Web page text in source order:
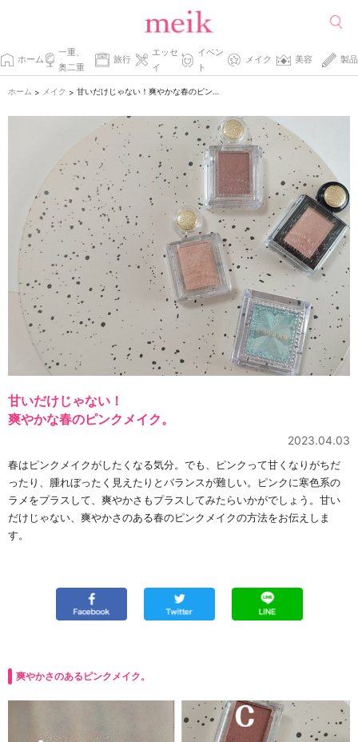
ホーム
一重、
奥二重
旅行
エッセ
イ
イベン
ト
メイク 美容 製品
ホーム > メイク > 甘いだけじゃない！爽やかな春のピンクメイク。
甘いだけじゃない！
爽やかな春のピンクメイク。
2023.04.03
春はピンクメイクがしたくなる気分。でも、ピンクって甘くなりがちだ
ったり、腫れぼったく見えたりとバランスが難しい。ピンクに寒色系の
ラメをプラスして、爽やかさもプラスしてみたらいかがでしょう。甘い
だけじゃない、爽やかさのある春のピンクメイクの方法をお伝えしま
す。
爽やかさのあるピンクメイク。